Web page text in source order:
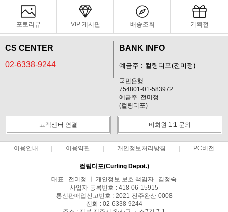
포토리뷰 VIP 게시판 배송조회 기획전
CS CENTER
02-6338-9244
BANK INFO
예금주 : 컬링디포(전미정)
국민은행
754801-01-583972
예금주: 전미정
(컬링디포)
고객센터 연결 비회원 1:1 문의
이용안내 이용약관 개인정보처리방침 PC버전
컬링디포(Curling Depot.)
대표 : 전미정 ㅣ 개인정보 보호 책임자 : 김정숙
사업자 등록번호 : 418-06-15915
통신판매업신고번호 : 2021-전주완산-0008
전화 : 02-6338-9244